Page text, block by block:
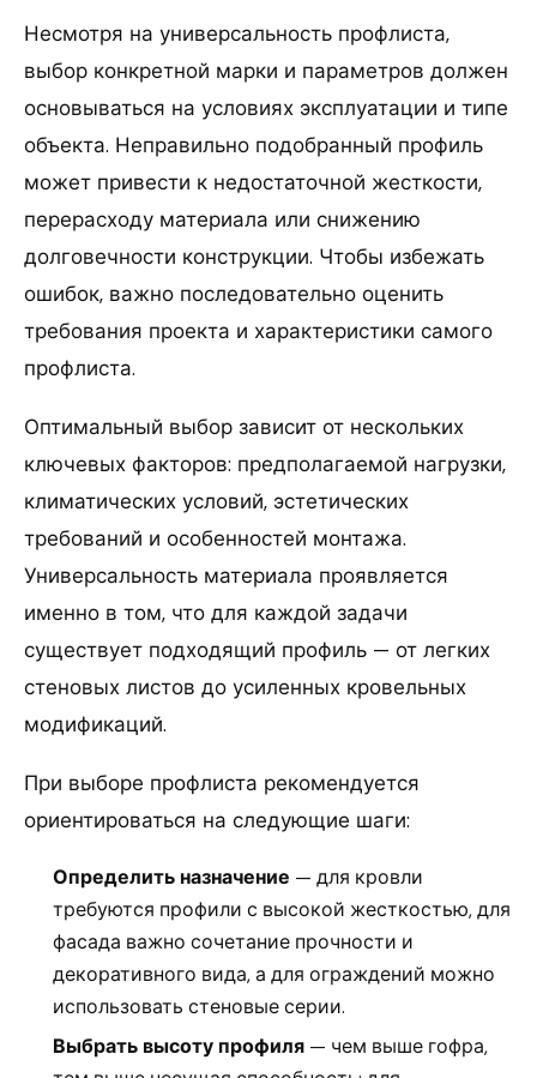
Несмотря на универсальность профлиста,
выбор конкретной марки и параметров должен
основываться на условиях эксплуатации и типе
объекта. Неправильно подобранный профиль
может привести к недостаточной жесткости,
перерасходу материала или снижению
долговечности конструкции. Чтобы избежать
ошибок, важно последовательно оценить
требования проекта и характеристики самого
профлиста.
Оптимальный выбор зависит от нескольких
ключевых факторов: предполагаемой нагрузки,
климатических условий, эстетических
требований и особенностей монтажа.
Универсальность материала проявляется
именно в том, что для каждой задачи
существует подходящий профиль — от легких
стеновых листов до усиленных кровельных
модификаций.
При выборе профлиста рекомендуется
ориентироваться на следующие шаги:
Определить назначение — для кровли
требуются профили с высокой жесткостью, для
фасада важно сочетание прочности и
декоративного вида, а для ограждений можно
использовать стеновые серии.
Выбрать высоту профиля — чем выше гофра,